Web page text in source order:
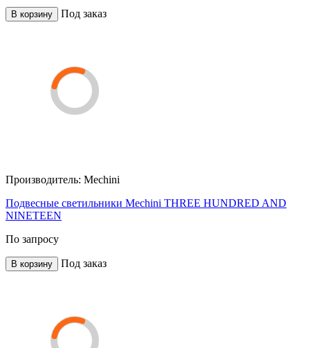
В корзину Под заказ
Производитель: Mechini
Подвесные светильники Mechini THREE HUNDRED AND
NINETEEN
По запросу
В корзину Под заказ